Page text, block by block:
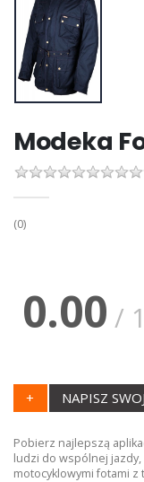
Modeka
(0)
0.00 /
+ NAPISZ
Pobierz najlepszą
ludzi do wspólnej
motocyklowymi fotami z